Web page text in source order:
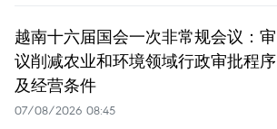
越南十六届国会一次非常规会议：审
议削减农业和环境领域行政审批程序
及经营条件
07/08/2026 08:45